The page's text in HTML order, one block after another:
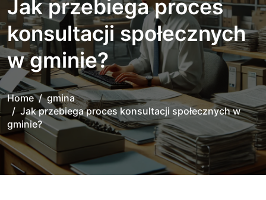
Jak przebiega proces
konsultacji społecznych
w gminie?
Home
gmina
Jak przebiega proces konsultacji społecznych w
gminie?